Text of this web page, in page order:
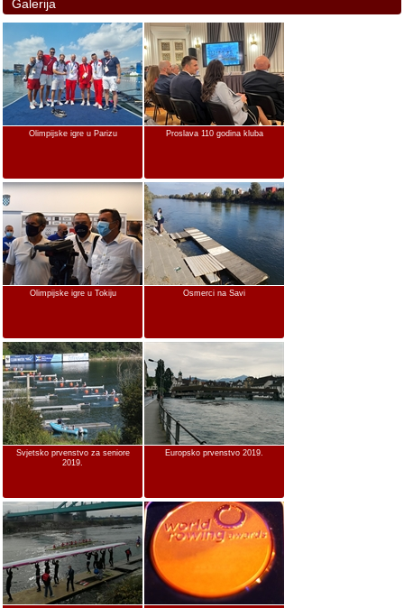
Galerija
Olimpijske igre u Parizu Proslava 110 godina kluba
Olimpijske igre u Tokiju Osmerci na Savi
Svjetsko prvenstvo za seniore
2019.
Europsko prvenstvo 2019.